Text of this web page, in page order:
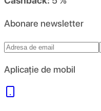
Abonare newsletter
Aplicație de mobil